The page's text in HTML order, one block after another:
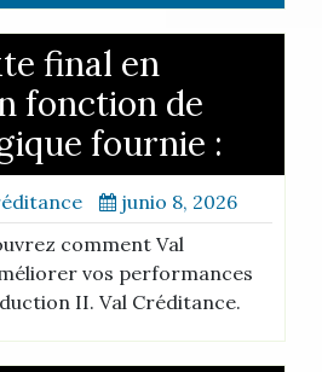
final en
fonction de
fournie :
junio 8, 2026
comment Val
vos performances
II. Val Créditance.